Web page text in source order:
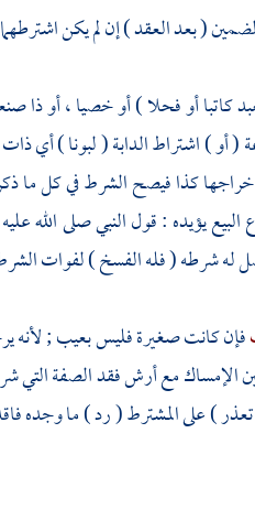
( بعد العقد ) إن لم يكن اشترطهما
أو فحلا ) أو خصيا ، أو ذا
) اشتراط الدابة ( لبونا ) أي
كذا فيصح الشرط في كل ما
يؤيده : قول النبي صلى الله
له شرطه ( فله الفسخ ) لفوات
فإن كانت صغيرة فليس بعيب ; لأنه
الإمساك مع أرش فقد الصفة التي
) على المشترط ( رد ) ما وجده